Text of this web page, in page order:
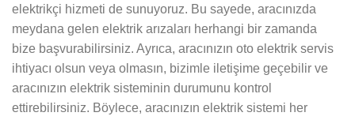
elektrikçi hizmeti de sunuyoruz. Bu sayede, aracınızda
meydana gelen elektrik arızaları herhangi bir zamanda
bize başvurabilirsiniz. Ayrıca, aracınızın oto elektrik servis
ihtiyacı olsun veya olmasın, bizimle iletişime geçebilir ve
aracınızın elektrik sisteminin durumunu kontrol
ettirebilirsiniz. Böylece, aracınızın elektrik sistemi her